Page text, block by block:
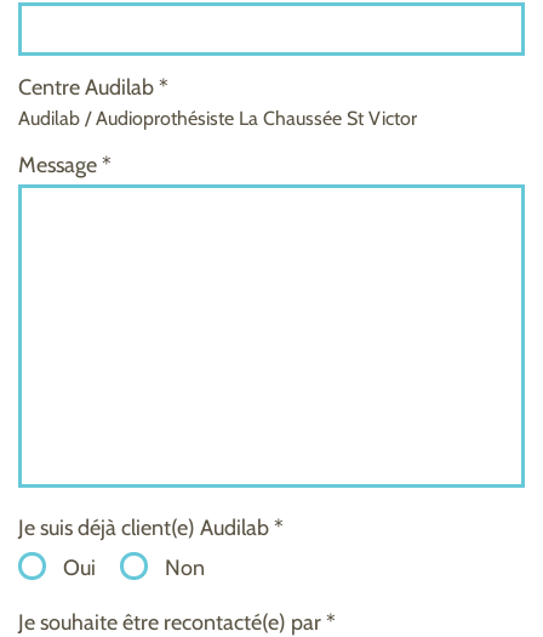
Centre Audilab *
Audilab / Audioprothésiste La Chaussée St Victor
Message *
Je suis déjà client(e) Audilab *
Oui
Non
Je souhaite être recontacté(e) par *